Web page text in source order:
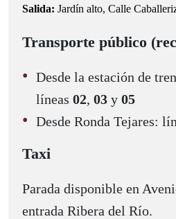
Salida: Jardín alto, Calle
Transporte público
Desde la estación de
líneas 02, 03 y 05
Desde Ronda Tejares:
Taxi
Parada disponible en
entrada Ribera del Río.